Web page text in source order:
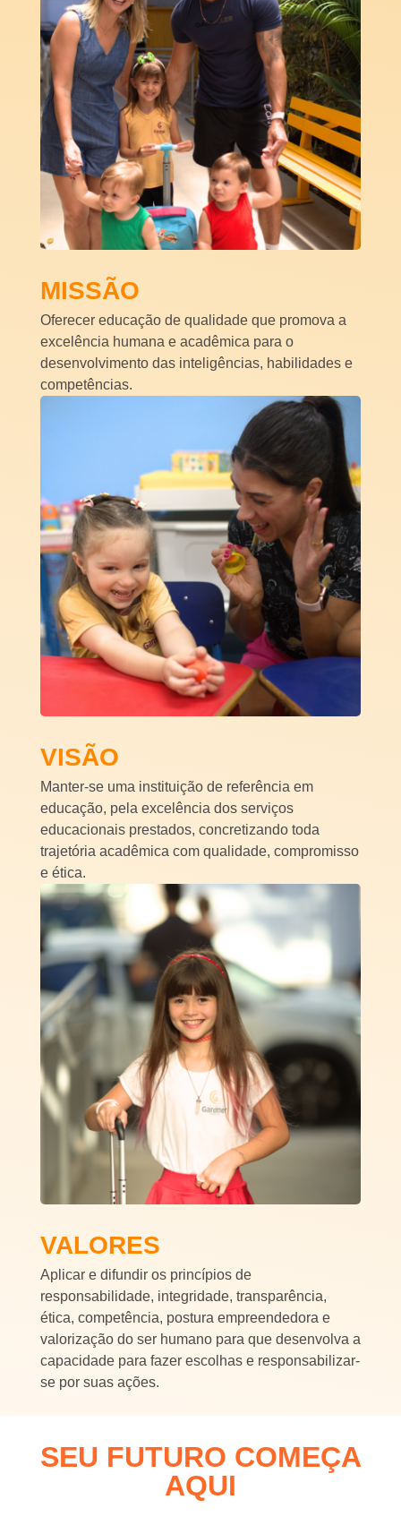
MISSÃO
Oferecer educação de qualidade que promova a
excelência humana e acadêmica para o
desenvolvimento das inteligências, habilidades e
competências.
VISÃO
Manter-se uma instituição de referência em
educação, pela excelência dos serviços
educacionais prestados, concretizando toda
trajetória acadêmica com qualidade, compromisso
e ética.
VALORES
Aplicar e difundir os princípios de
responsabilidade, integridade, transparência,
ética, competência, postura empreendedora e
valorização do ser humano para que desenvolva a
capacidade para fazer escolhas e responsabilizar-
se por suas ações.
SEU FUTURO COMEÇA
AQUI